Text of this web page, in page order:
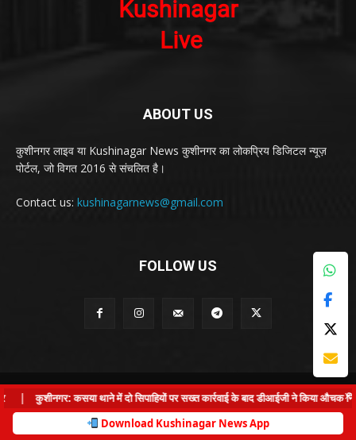
ABOUT US
कुशीनगर लाइव या Kushinagar News कुशीनगर का लोकप्रिय डिजिटल न्यूज़
पोर्टल, जो विगत 2016 से संचलित है।
Contact us: kushinagarnews@gmail.com
FOLLOW US
© Kushinagar Live - 2022
Home About us Privacy Policy Contact us
×
कुशीनगर: कसया थाने में दो सिपाहियों पर सख्त कार्रवाई के बाद डीआईजी ने किया औचक निरीक्षण
Download Kushinagar News App